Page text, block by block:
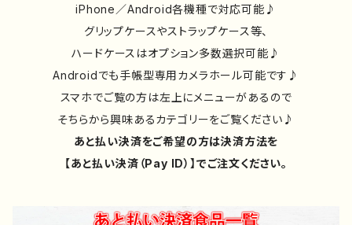
iPhone／Android各機種で対応可能♪
グリップケースやストラップケース等、
ハードケースはオプション多数選択可能♪
Androidでも手帳型専用カメラホール可能です♪
スマホでご覧の方は左上にメニューがあるので
そちらから興味あるカテゴリーをご覧ください♪
あと払い決済をご希望の方は決済方法を
【あと払い決済（Pay ID）】でご注文ください。